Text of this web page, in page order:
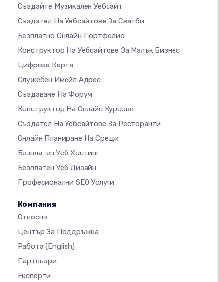
Създайте Музикален Уебсайт
Създател На Уебсайтове За Сватби
Безплатно Онлайн Портфолио
Конструктор На Уебсайтове За Малък Бизнес
Цифрова Карта
Служебен Имейл Адрес
Създаване На Форум
Конструктор На Онлайн Курсове
Създател На Уебсайтове За Ресторанти
Онлайн Планиране На Срещи
Безплатен Уеб Хостинг
Безплатен Уеб Дизайн
Професионални SEO Услуги
Компания
Относно
Център За Поддръжка
Работа (English)
Партньори
Експерти